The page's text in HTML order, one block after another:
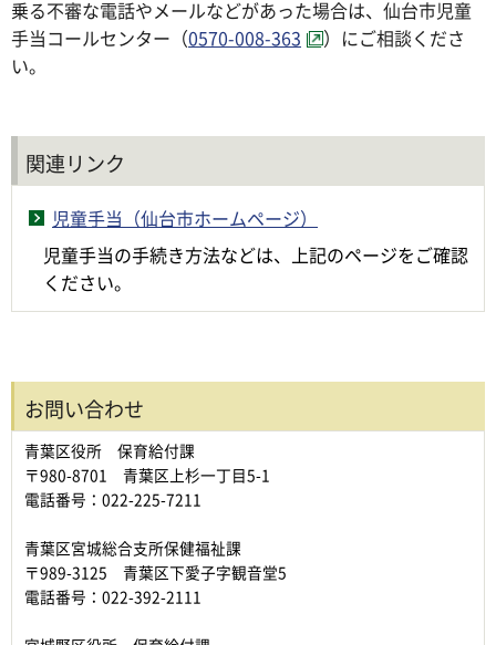
乗る不審な電話やメールなどがあった場合は、仙台市児童
手当コールセンター（0570-008-363
）にご相談くださ
い。
関連リンク
児童手当（仙台市ホームページ）
児童手当の手続き方法などは、上記のページをご確認
ください。
お問い合わせ
青葉区役所 保育給付課
〒980-8701 青葉区上杉一丁目5-1
電話番号：022-225-7211
青葉区宮城総合支所保健福祉課
〒989-3125 青葉区下愛子字観音堂5
電話番号：022-392-2111